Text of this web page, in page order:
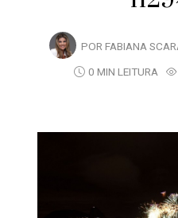
POR FABIANA
0 MIN LEITURA